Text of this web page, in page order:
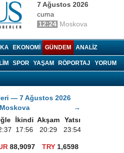
7 Ağustos 2026
cuma
12:24 Moskova
EKONOMI GÜNDEM ANALIZ
SPOR YAŞAM RÖPORTAJ YORUM
— 7 Ağustos 2026
Moskova
→
İkindi Akşam
Yatsı
17:56 20:29 23:54
88,9097 TRY1,6598